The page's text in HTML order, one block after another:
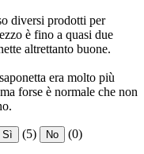
diversi prodotti per
è fino a quasi due
altrettanto buone.
era molto più
forse è normale che non
Sì (5) No (0)